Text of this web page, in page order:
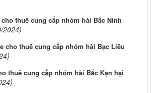
thuê cung cấp nhóm hài Bắc Ninh
2024)
cho thuê cung cấp nhóm hài Bạc Liêu
thuê cung cấp nhóm hài Bắc Kạn hại